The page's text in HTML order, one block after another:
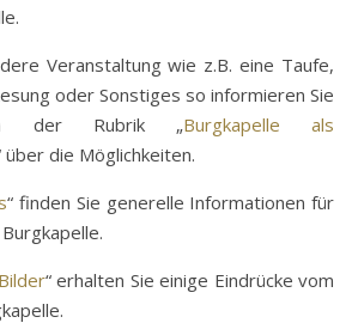
Veranstaltung wie z.B. eine Taufe,
oder Sonstiges so informieren Sie
der Rubrik „Burgkapelle als
über die Möglichkeiten.
“ finden Sie generelle Informationen für
“ erhalten Sie einige Eindrücke vom